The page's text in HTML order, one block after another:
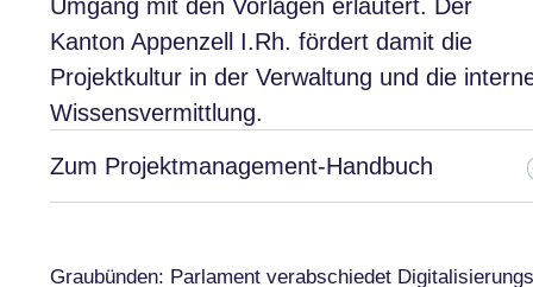
Umgang mit den Vorlagen erläutert. Der
Kanton Appenzell I.Rh. fördert damit die
Projektkultur in der Verwaltung und die
Wissensvermittlung.
Zum Projektmanagement-Handbuch
Graubünden: Parlament verabschiedet